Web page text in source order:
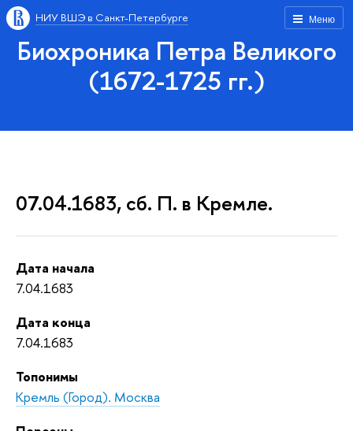
Меню
НИУ ВШЭ в Санкт-Петербурге
Биохроника Петра Великого
(1672-1725 гг.)
07.04.1683, сб. П. в Кремле.
Дата начала
7.04.1683
Дата конца
7.04.1683
Топонимы
Кремль (Город). Москва